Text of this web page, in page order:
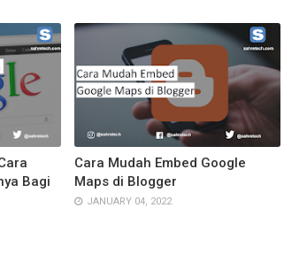
Bagi
Cara Mudah Embed Google
Maps di Blogger
JANUARY 04, 2022